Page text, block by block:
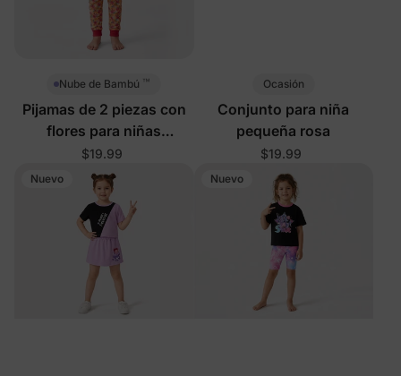
Nube de Bambú ™
Pijamas de 2 piezas con
flores para niñas
pequeñas/niñas
$19.99
Ocasión
Conjunto para niña
pequeña rosa
$19.99
Nuevo Nuevo